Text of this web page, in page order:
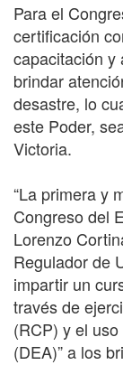
Para el
certificación
capacitación y
brindar
desastre, lo
este Poder,
Victoria.
“La primera y
Congreso del
Lorenzo
Regulador de
impartir un
través de
(RCP) y el
(DEA)” a los